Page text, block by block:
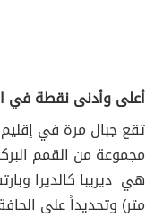
أعلى وأدنى نقطة في
تقع جبال مرة في
مجموعة من القمم
متر) وتحديداً على